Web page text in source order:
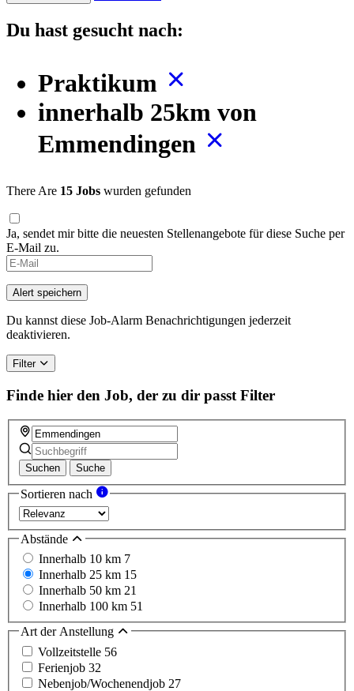
Du hast gesucht nach:
Praktikum
innerhalb 25km von
Emmendingen
There Are 15 Jobs wurden gefunden
Ja, sendet mir bitte die neuesten Stellenangebote für diese Suche per
E-Mail zu.
If
you
are
a
human,
ignore
field
Alert speichern
Du kannst diese Job-Alarm Benachrichtigungen jederzeit
deaktivieren.
Filter
Finde hier den Job, der zu dir passt Filter
Suchen Suche
Sortieren nach
Abstände
Innerhalb 10 km 7
Innerhalb 25 km 15
Innerhalb 50 km 21
Innerhalb 100 km 51
Art der Anstellung
Vollzeitstelle 56
Ferienjob 32
Nebenjob/Wochenendjob 27